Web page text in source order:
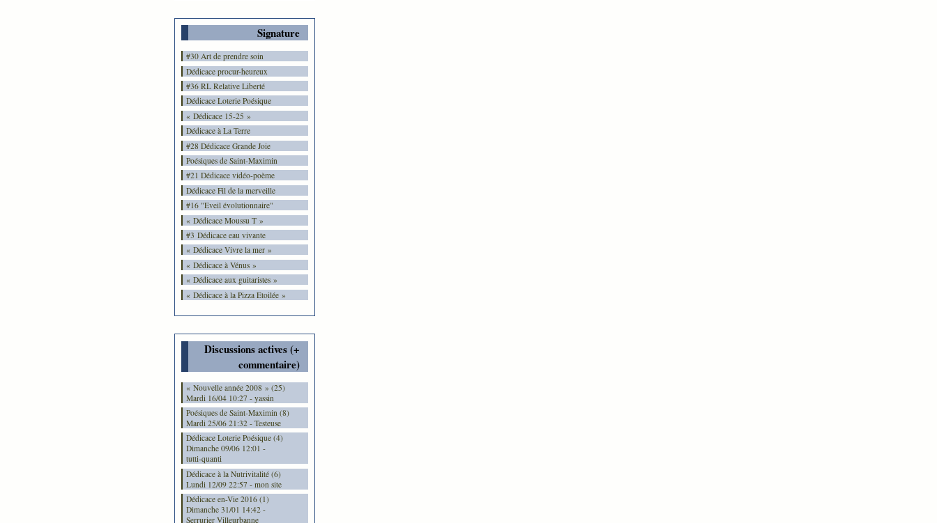
Signature
#30 Art de prendre soin
Dédicace procur-heureux
#36 RL Relative Liberté
Dédicace Loterie Poésique
« Dédicace 15-25 »
Dédicace à La Terre
#28 Dédicace Grande Joie
Poésiques de Saint-Maximin
#21 Dédicace vidéo-poème
Dédicace Fil de la merveille
#16 "Eveil évolutionnaire"
« Dédicace Moussu T »
#3 Dédicace eau vivante
« Dédicace Vivre la mer »
« Dédicace à Vénus »
« Dédicace aux guitaristes »
« Dédicace à la Pizza Etoilée »
Discussions actives (+
commentaire)
« Nouvelle année 2008 » (25)
Mardi 16/04 10:27 - yassin
Poésiques de Saint-Maximin (8)
Mardi 25/06 21:32 - Testeuse
Dédicace Loterie Poésique (4)
Dimanche 09/06 12:01 -
tutti-quanti
Dédicace à la Nutrivitalité (6)
Lundi 12/09 22:57 - mon site
Dédicace en-Vie 2016 (1)
Dimanche 31/01 14:42 -
Serrurier Villeurbanne